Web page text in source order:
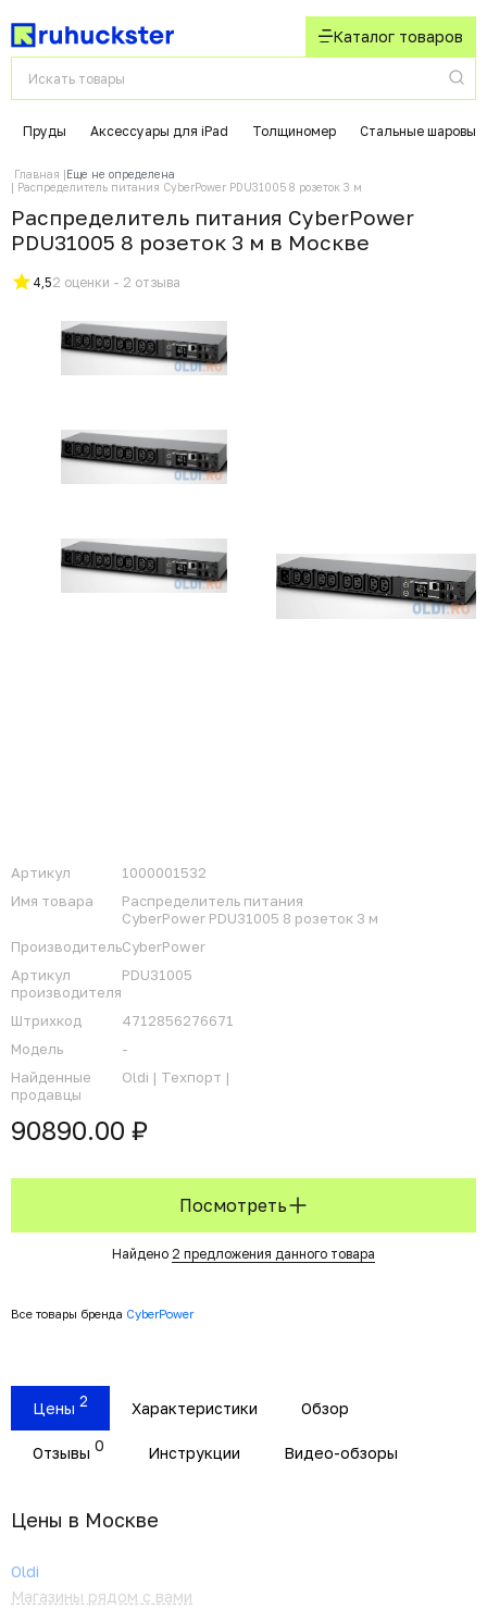
Каталог товаров
Пруды Аксессуары для iPad Толщиномер Стальные шаровые
Главная
Еще не определена
Распределитель питания CyberPower PDU31005 8 розеток 3 м
Распределитель питания CyberPower
PDU31005 8 розеток 3 м в Москвe
4,52 оценки - 2 отзыва
Артикул
1000001532
Имя товара
Распределитель питания
CyberPower PDU31005 8 розеток 3 м
ПроизводительCyberPower
Артикул
производителя
PDU31005
Штрихкод
4712856276671
Модель
-
Найденные
продавцы
Oldi | Техпорт |
90890.00 ₽
Посмотреть
Найдено 2 предложения данного товара
Все товары бренда CyberPower
Цены 2 Характеристики Обзор
Отзывы 0 Инструкции Видео-обзоры
Цены в Москвe
Oldi
Магазины рядом с вами